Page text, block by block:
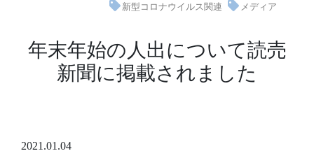
新型コロナウイルス関連 メディア
年末年始の人出について読売
新聞に掲載されました
2021.01.04